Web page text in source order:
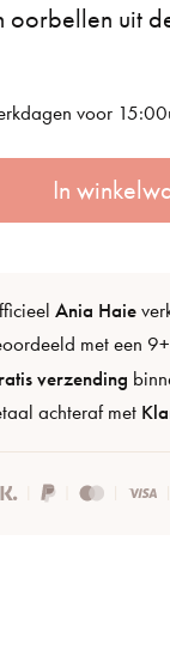
oorbellen uit
voor
In
Ania Haie
met een
verzending
achteraf met